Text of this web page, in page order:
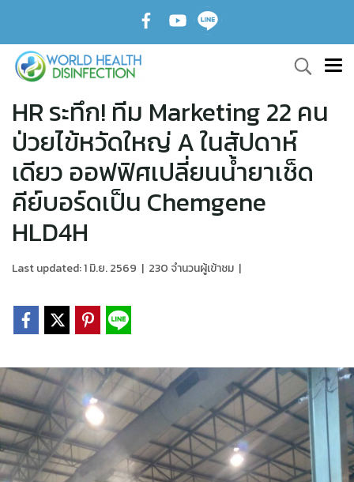
HR ระทึก! ทีม Marketing 22 คน
ป่วยไข้หวัดใหญ่ A ในสัปดาห์
เดียว ออฟฟิศเปลี่ยนน้ำยาเช็ด
คีย์บอร์ดเป็น Chemgene
HLD4H
Last updated: 1 มิ.ย. 2569 | 230 จำนวนผู้เข้าชม |